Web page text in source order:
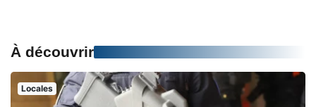
À découvrir
Locales